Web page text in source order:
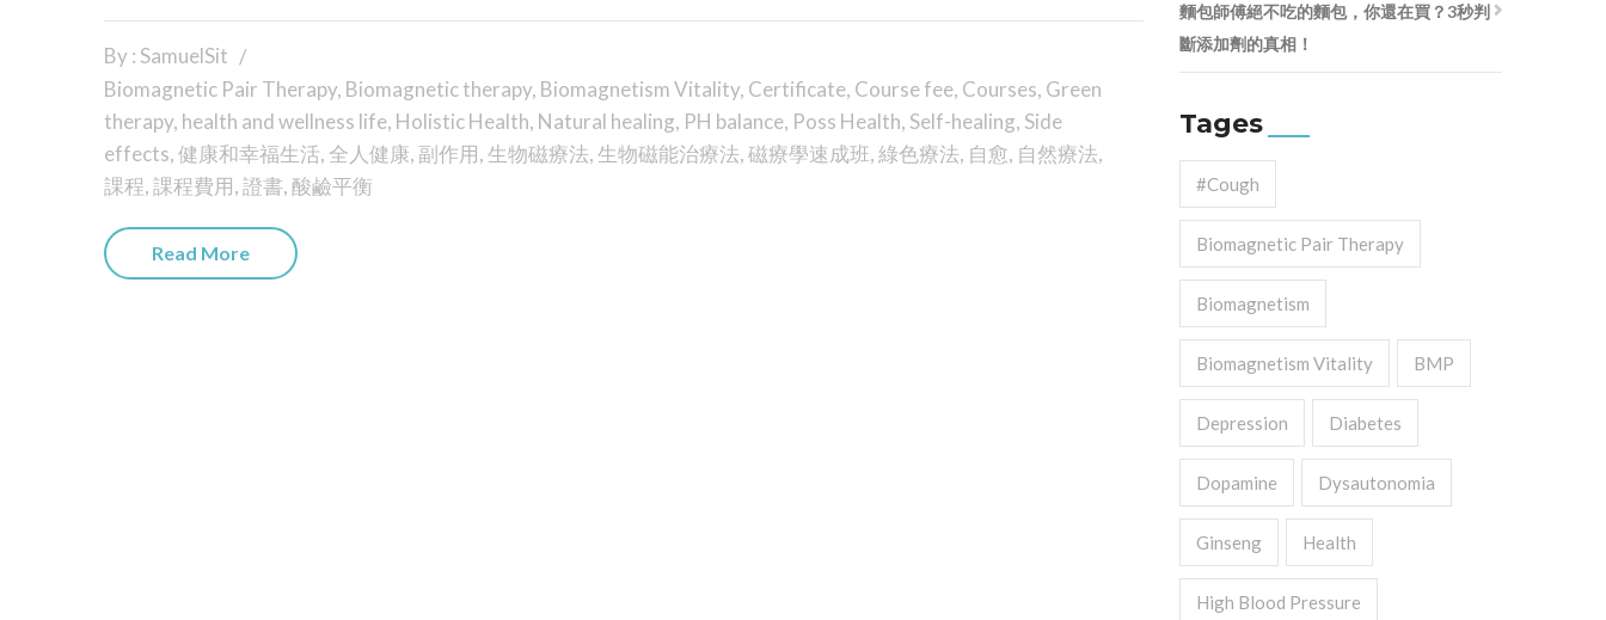
By : SamuelSit
Biomagnetic Pair Therapy, Biomagnetic therapy, Biomagnetism Vitality, Certificate, Course fee, Courses, Green
therapy, health and wellness life, Holistic Health, Natural healing, PH balance, Poss Health, Self-healing, Side
effects,健康和幸福生活,全人健康,副作用, 生物磁療法, 生物磁能治療法,磁療學速成班,綠色療法, 自愈, 自然療法,
課程,課程費用,證書,酸鹼平衡
Read More
麵包師傅絕不吃的麵包，你還在買？3秒判
斷添加劑的真相！
Tages
#cough
Biomagnetic Pair Therapy
Biomagnetism
Biomagnetism Vitality BMP
Depression Diabetes
Dopamine Dysautonomia
Ginseng Health
High Blood Pressure